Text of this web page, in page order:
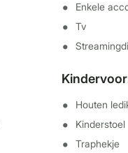
Enkele
Tv
Houten
Kinderstoel
Traphekje